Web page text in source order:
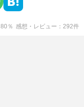
80 ％ 感想・レビュー 292件